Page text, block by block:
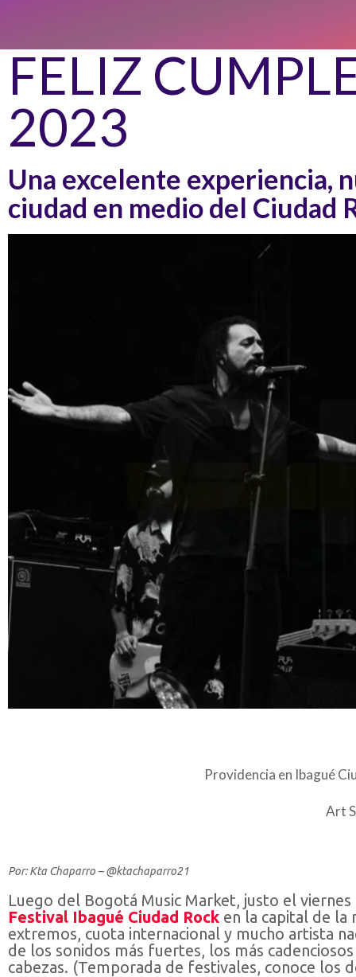
FELIZ
2023
Una excelente experiencia,
ciudad en medio del Ciudad
Providencia en Ibagué
Art
Por: Kta Chaparro – @ktachaparro21
Luego del Bogotá Music Market, justo el
Festival Ibagué Ciudad Rocken la capital de la
extremos, cuota internacional y mucho artista
de los sonidos más fuertes, los más
cabezas. (Temporada de festivales, conoce los